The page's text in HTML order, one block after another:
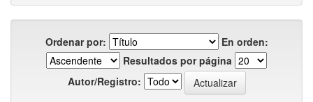
Ordenar por:
En orden:
Resultados por página
Autor/Registro: